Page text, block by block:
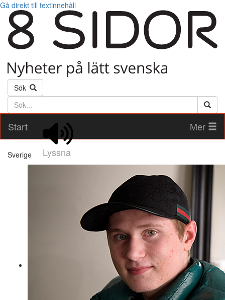
Gå direkt till textinnehåll
Sök
Söktext
Start
Lyssna
Mer
Sverige